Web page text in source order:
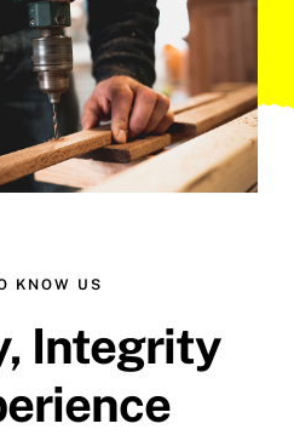
KNOW US
Integrity